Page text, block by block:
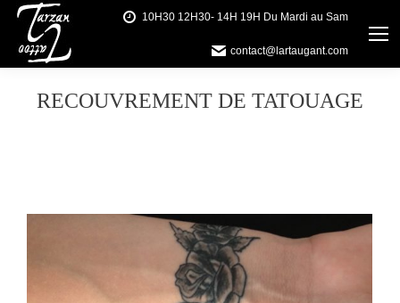
10H30 12H30- 14H 19H Du Mardi au Sam
contact@lartaugant.com
RECOUVREMENT DE TATOUAGE